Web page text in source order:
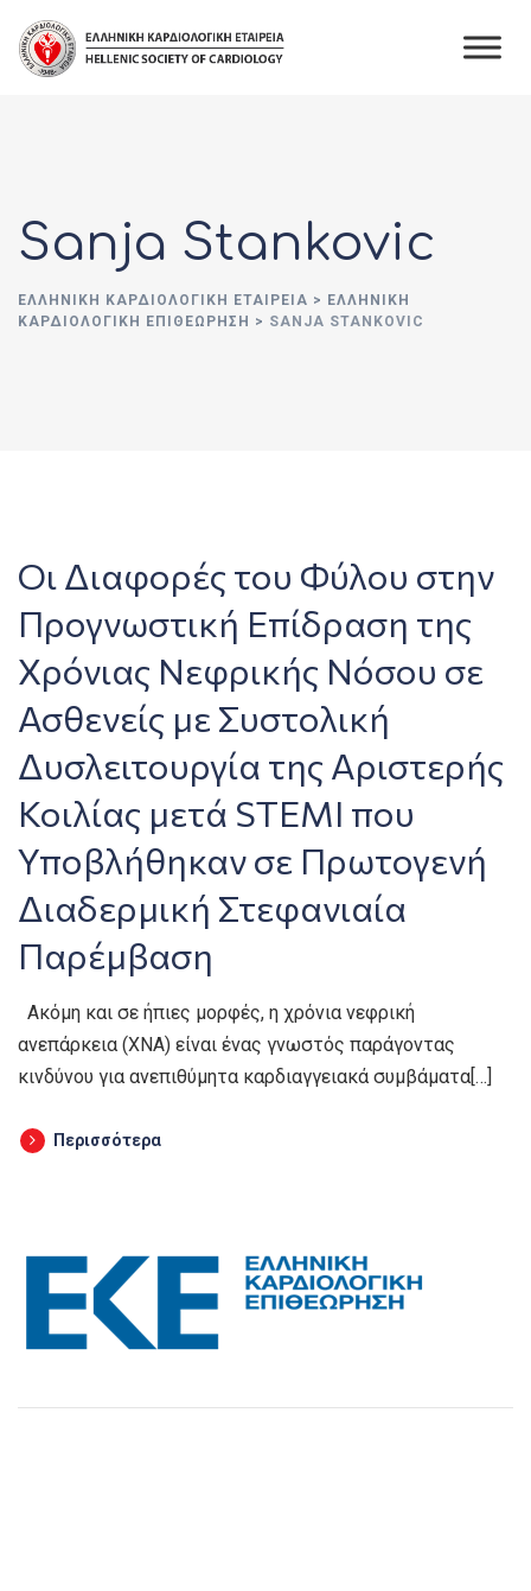
content
Sanja Stankovic
ΕΛΛΗΝΙΚΉ ΚΑΡΔΙΟΛΟΓΙΚΉ ΕΤΑΙΡΕΊΑ > ΕΛΛΗΝΙΚΗ
ΚΑΡΔΙΟΛΟΓΙΚΗ ΕΠΙΘΕΩΡΗΣΗ > SANJA STANKOVIC
Οι Διαφορές του Φύλου στην
Προγνωστική Επίδραση της
Χρόνιας Νεφρικής Νόσου σε
Ασθενείς με Συστολική
Δυσλειτουργία της Αριστερής
Κοιλίας μετά STEMI που
Υποβλήθηκαν σε Πρωτογενή
Διαδερμική Στεφανιαία
Παρέμβαση
Ακόμη και σε ήπιες μορφές, η χρόνια νεφρική
ανεπάρκεια (ΧΝΑ) είναι ένας γνωστός παράγοντας
κινδύνου για ανεπιθύμητα καρδιαγγειακά συμβάματα[…]
Περισσότερα